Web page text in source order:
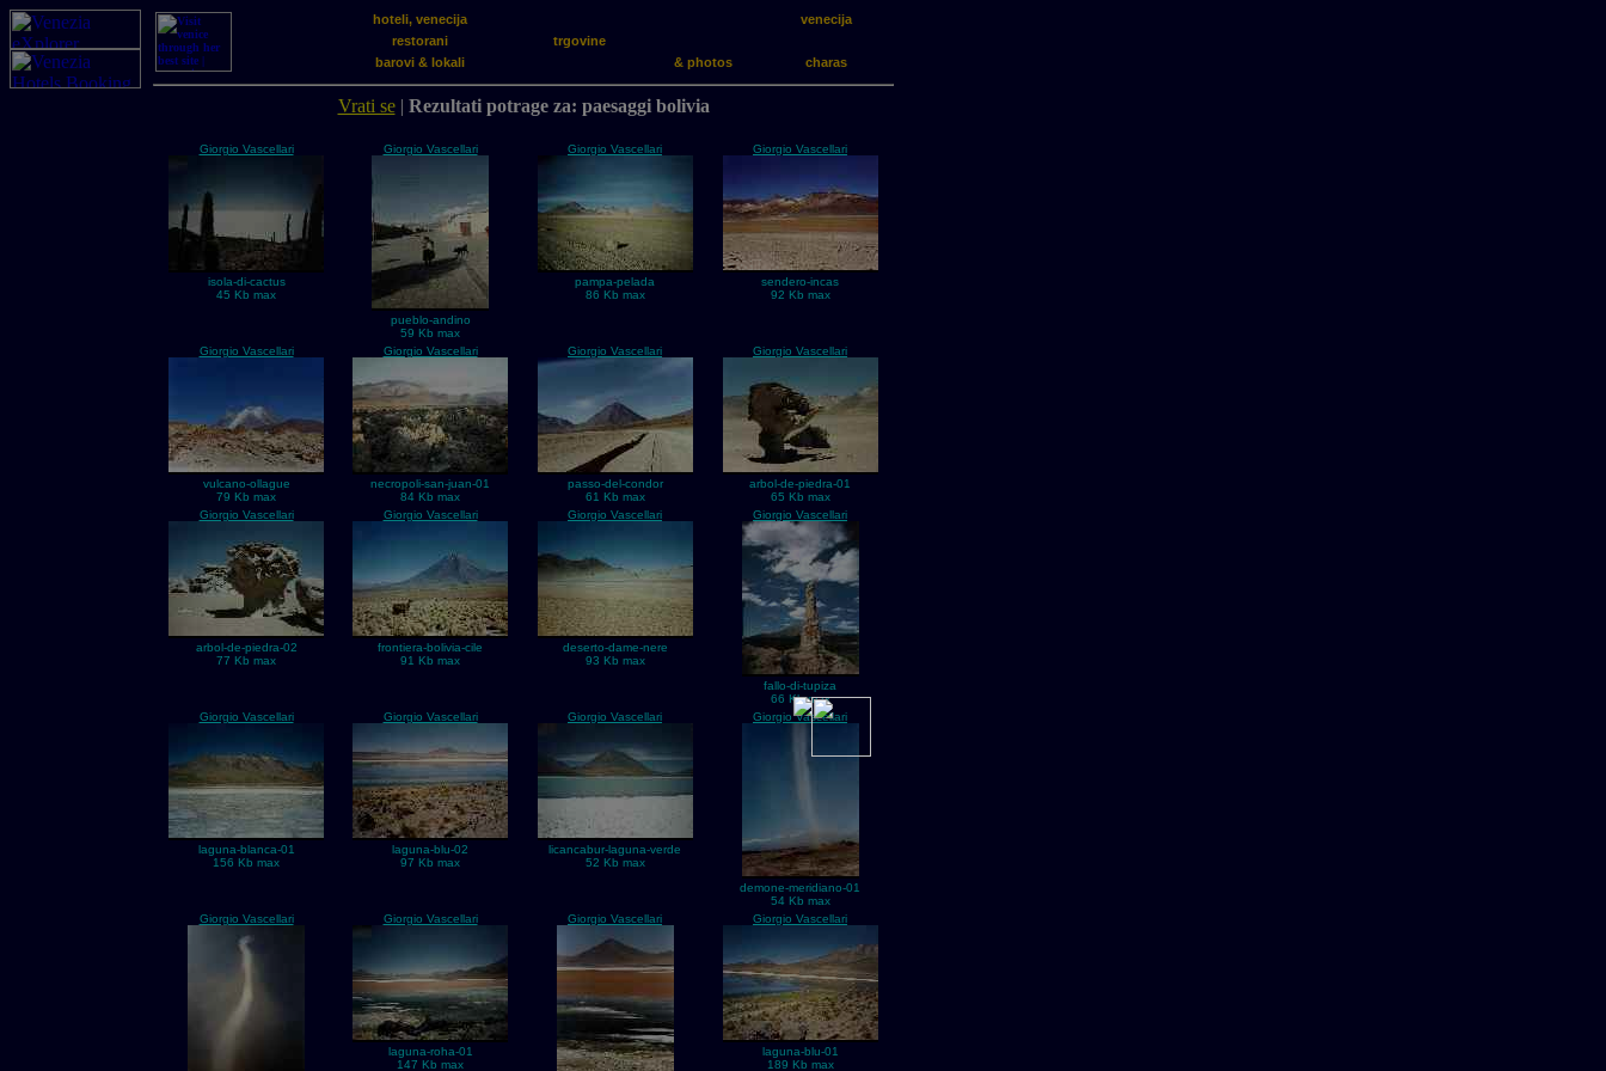
hoteli, venecija
venecija
restorani
trgovine
barovi & lokali
& photos charas
Vrati se| Rezultati potrage za: paesaggi bolivia
Giorgio Vascellari
isola-di-cactus
45 Kb max
Giorgio Vascellari
pueblo-andino
59 Kb max
Giorgio Vascellari
pampa-pelada
86 Kb max
Giorgio Vascellari
sendero-incas
92 Kb max
Giorgio Vascellari
vulcano-ollague
79 Kb max
Giorgio Vascellari
necropoli-san-juan-01
84 Kb max
Giorgio Vascellari
passo-del-condor
61 Kb max
Giorgio Vascellari
arbol-de-piedra-01
65 Kb max
Giorgio Vascellari
arbol-de-piedra-02
77 Kb max
Giorgio Vascellari
frontiera-bolivia-cile
91 Kb max
Giorgio Vascellari
deserto-dame-nere
93 Kb max
Giorgio Vascellari
fallo-di-tupiza
66 Kb max
Giorgio Vascellari
laguna-blanca-01
156 Kb max
Giorgio Vascellari
laguna-blu-02
97 Kb max
Giorgio Vascellari
licancabur-laguna-verde
52 Kb max
Giorgio Vascellari
demone-meridiano-01
54 Kb max
Giorgio Vascellari
Giorgio Vascellari
laguna-roha-01
147 Kb max
Giorgio Vascellari Giorgio Vascellari
laguna-blu-01
189 Kb max